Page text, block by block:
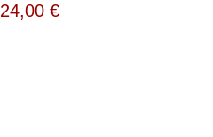
24,00 €